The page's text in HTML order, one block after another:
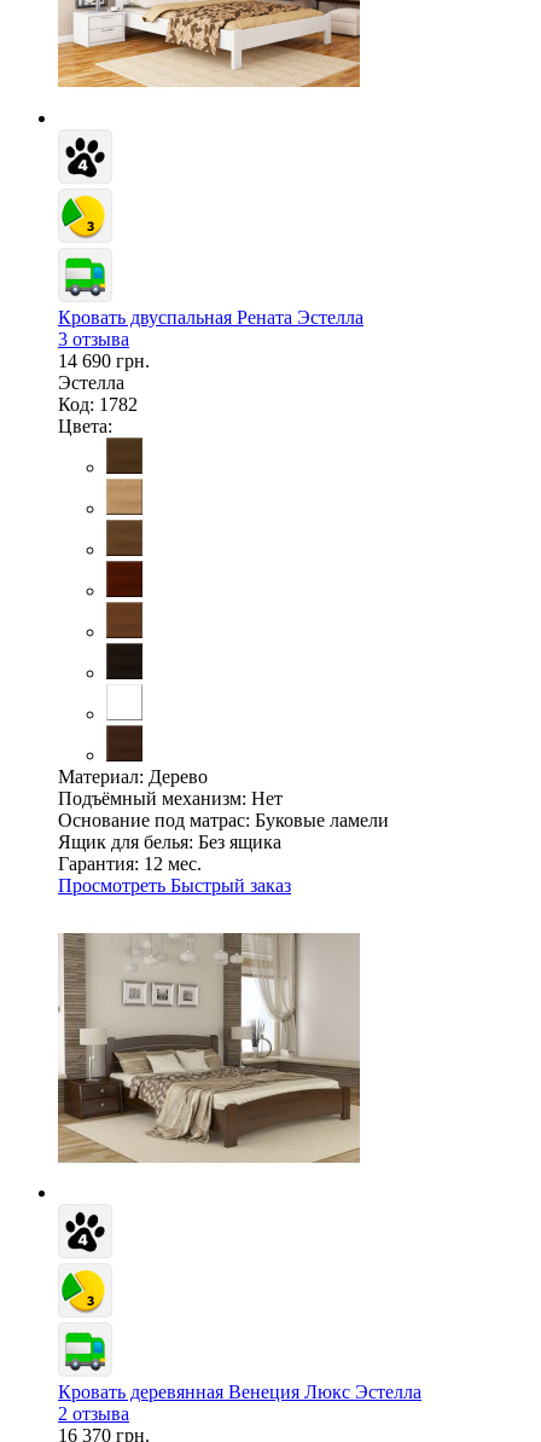
Кровать двуспальная Рената Эстелла
3 отзыва
14 690 грн.
Эстелла
Код: 1782
Цвета:
Материал: Дерево
Подъёмный механизм: Нет
Основание под матрас: Буковые ламели
Ящик для белья: Без ящика
Гарантия: 12 мес.
Просмотреть Быстрый заказ
Кровать деревянная Венеция Люкс Эстелла
2 отзыва
16 370 грн.